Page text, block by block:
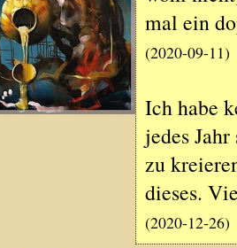
mal ein
(2020-09-11)
Ich habe
jedes
zu
dieses.
(2020-12-26)